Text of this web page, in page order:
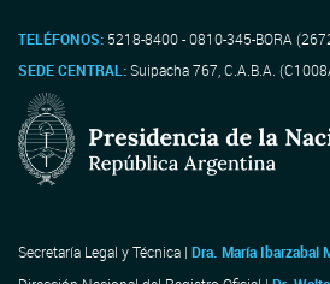
TELÉFONOS: 5218-8400 - 0810-345-BORA
SEDE CENTRAL:Suipacha 767, C.A.B.A.
Secretaría Legal y Técnica | Dra. María Ibarzabal